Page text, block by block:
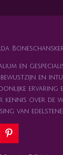
en
en
ervaring
kennis over de
van
P
i